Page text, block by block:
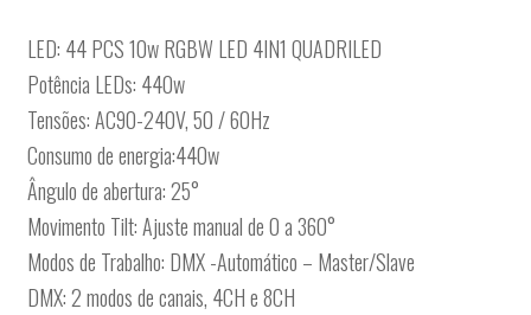
LED: 44 PCS 10w RGBW LED 4IN1 QUADRILED
Potência LEDs: 440w
Tensões: AC90-240V, 50 / 60Hz
Consumo de energia:440w
Ângulo de abertura: 25°
Movimento Tilt: Ajuste manual de 0 a 360°
Modos de Trabalho: DMX -Automático – Master/Slave
DMX: 2 modos de canais, 4CH e 8CH